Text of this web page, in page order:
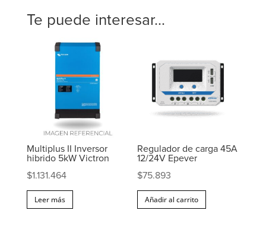
Te puede interesar...
Multiplus II Inversor
hibrido 5kW Victron
$1.131.464
Leer más
Regulador de carga 45A
12/24V Epever
$75.893
Añadir al carrito